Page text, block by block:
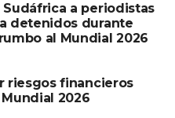
y volverá con
2026
convocatoria de
en 2026
Sudáfrica a periodistas
detenidos durante
al Mundial 2026
riesgos financieros
2026